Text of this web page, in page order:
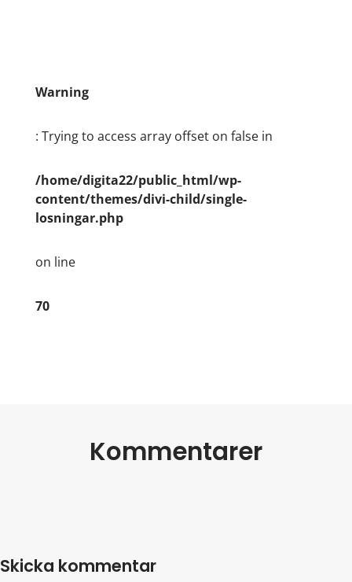
Warning
: Trying to access array offset on false in
/home/digita22/public_html/wp-
content/themes/divi-child/single-
losningar.php
on line
70
Kommentarer
Skicka kommentar